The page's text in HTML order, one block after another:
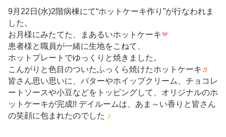
9月22日(水)2階病棟にて“ホットケーキ作り”が行なわれま
した。
お月様にみたてた、まあるいホットケーキ❤
患者様と職員が一緒に生地をこねて、
ホットプレートでゆっくりと焼きました。
こんがりと色目のついたふっくら焼けたホットケーキ ♬
皆さん思い思いに、バターやホイップクリーム、チョコレ
ートソースや小豆などをトッピングして、オリジナルのホ
ットケーキが完成!! デイルームは、あま～い香りと皆さん
の笑顔に包まれたのでした ♪